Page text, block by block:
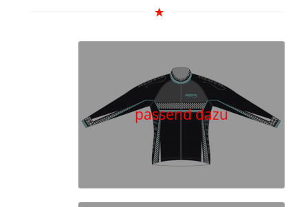
passend dazu